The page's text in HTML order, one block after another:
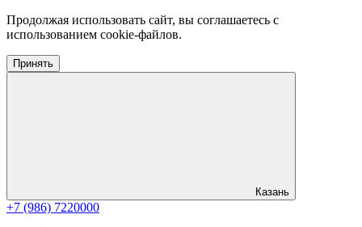
Продолжая использовать сайт, вы соглашаетесь с
использованием cookie-файлов.
Принять
Казань
+7 (986) 7220000